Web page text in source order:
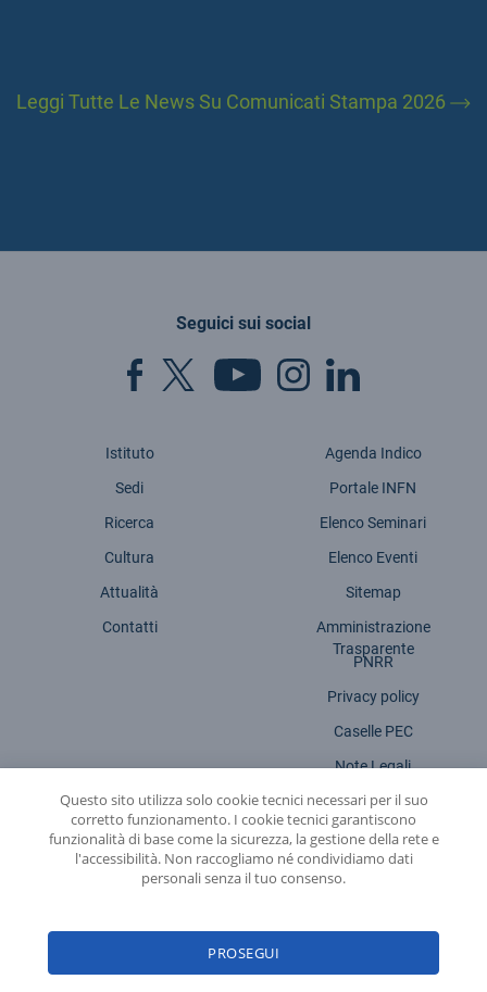
Leggi Tutte Le News Su Comunicati Stampa 2026
Seguici sui social
Istituto
Sedi
Ricerca
Cultura
Attualità
Contatti
Agenda Indico
Portale INFN
Elenco Seminari
Elenco Eventi
Sitemap
Amministrazione
Trasparente
PNRR
Privacy policy
Caselle PEC
Note Legali
Dichiarazione accessibilità
© 2026 Istituto Nazionale di Fisica Nucleare - Sede legale: Via Enrico Fermi,
54 | 00044 - Frascati (ROMA) - C.f. 84001850589
Questo sito utilizza solo cookie tecnici necessari per il suo
corretto funzionamento. I cookie tecnici garantiscono
funzionalità di base come la sicurezza, la gestione della rete e
l'accessibilità. Non raccogliamo né condividiamo dati
personali senza il tuo consenso.
PROSEGUI